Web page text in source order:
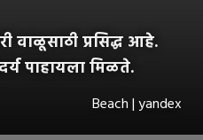
प्रसिद्ध आहे.
पाहायला मिळते.
Beach | yandex